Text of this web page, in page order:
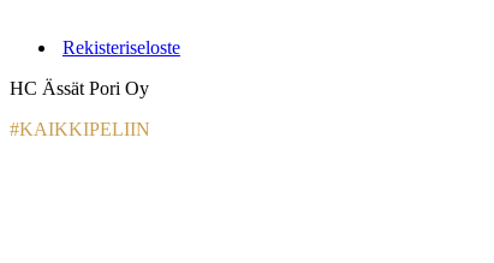
Rekisteriseloste
HC Ässät Pori Oy
#KAIKKIPELIIN